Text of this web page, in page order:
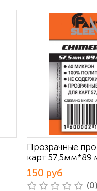
Прозрачные
карт 57,5мм*89
150 руб